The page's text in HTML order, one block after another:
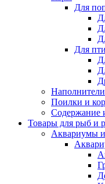
Для
Для
Наполнители
Поилки и
Содержание
Товары для рыб и
Аквариумы